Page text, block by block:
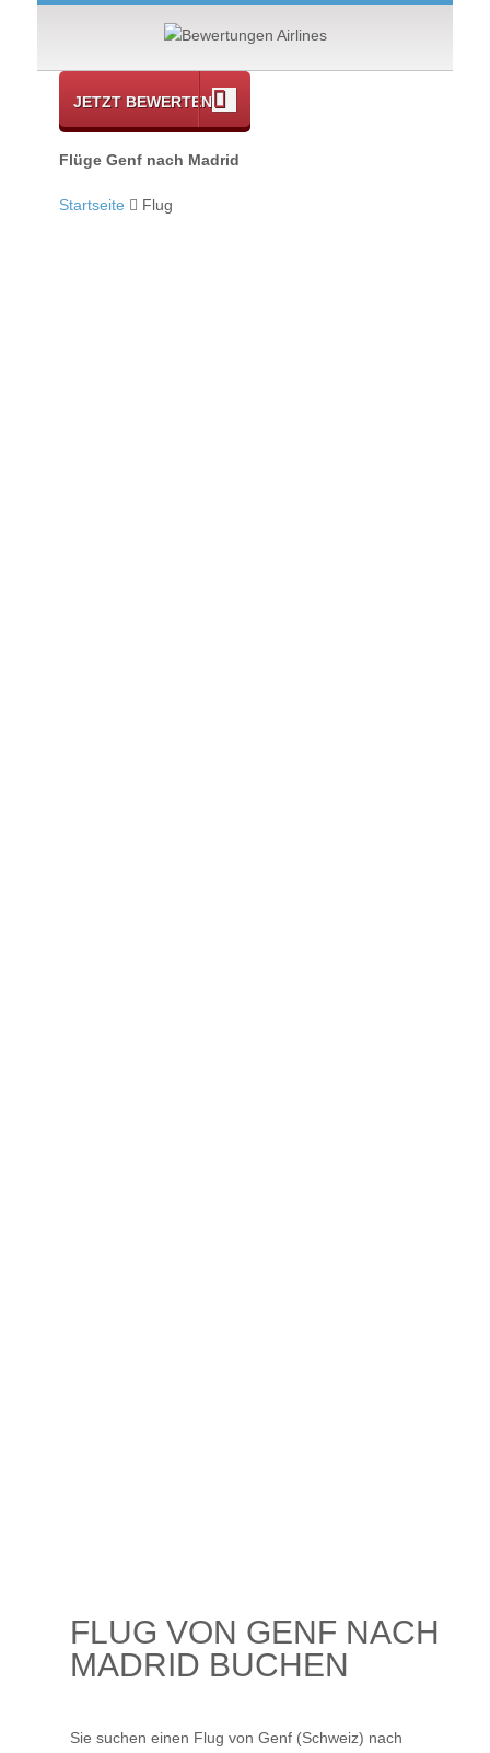
JETZT BEWERTEN
Flüge Genf nach Madrid
Startseite Flug
FLUG VON GENF NACH
MADRID BUCHEN
Sie suchen einen Flug von Genf (Schweiz) nach